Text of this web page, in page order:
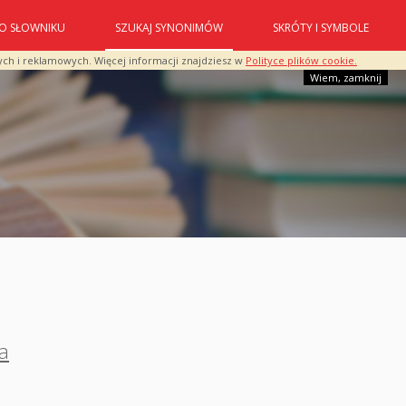
i reklamowych. Więcej informacji znajdziesz w Polityce plików cookie.
Wiem, zamknij
O SŁOWNIKU SZUKAJ SYNONIMÓW SKRÓTY I SYMBOLE